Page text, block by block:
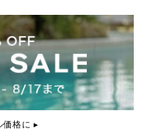
価格に ▸